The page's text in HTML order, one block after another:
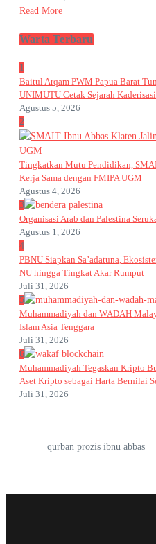
Read More
Warta Terbaru
1
Baitul Arqam PWM Papua Barat
UNIMUTU Cetak Sejarah
Agustus 5, 2026
2
Tingkatkan Mutu Pendidikan,
Kerja Sama dengan FMIPA UGM
Agustus 4, 2026
3
Organisasi Arab dan Palestina
Agustus 1, 2026
4
PBNU Siapkan Sa’adatuna,
NU hingga Tingkat Akar Rumput
Juli 31, 2026
5
Muhammadiyah dan WADAH
Islam Asia Tenggara
Juli 31, 2026
6
Muhammadiyah Tegaskan Kripto
Aset Kripto sebagai Harta Bernilai
Juli 31, 2026
qurban prozis ibnu abbas